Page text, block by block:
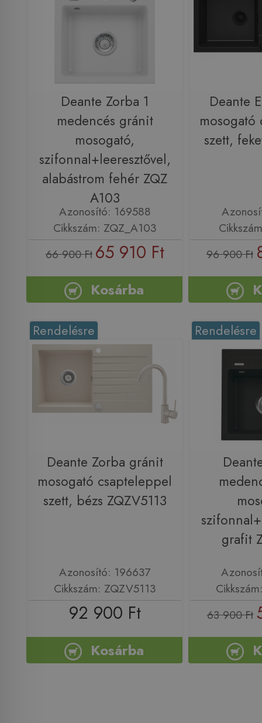
Deante Zorba 1
medencés gránit
mosogató,
szifonnal+leeresztővel,
alabástrom fehér ZQZ
A103
Azonosító: 169588
Cikkszám: ZQZ_A103
66 900 Ft 65 910 Ft
Kosárba
Deante
szett,
96 900 Ft
Rendelésre
Deante Zorba gránit
mosogató csapteleppel
szett, bézs ZQZV5113
Azonosító: 196637
Cikkszám: ZQZV5113
92 900 Ft
Kosárba
Rendelésre
grafit
63 900 Ft